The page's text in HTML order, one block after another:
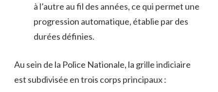
à l’autre au fil des années, ce qui permet une
progression automatique, établie par des
durées définies.
Au sein de la Police Nationale, la grille indiciaire
est subdivisée en trois corps principaux :